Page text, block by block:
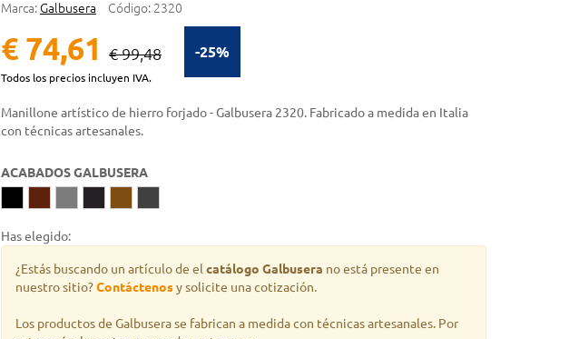
Marca: Galbusera Código: 2320
-25%
€ 74,61 € 99,48
Todos los precios incluyen IVA.
Manillone artístico de hierro forjado - Galbusera 2320. Fabricado a medida en Italia
con técnicas artesanales.
ACABADOS GALBUSERA
Has elegido:
¿Estás buscando un artículo de el catálogo Galbusera no está presente en
nuestro sitio?Contáctenosy solicite una cotización.
Los productos de Galbusera se fabrican a medida con técnicas artesanales. Por